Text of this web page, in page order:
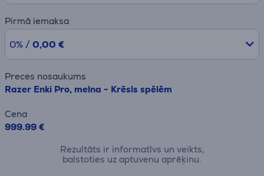
Pirmā iemaksa
0% / 0,00 €
Preces nosaukums
Razer Enki Pro, melna - Krēsls spēlēm
Cena
999.99 €
Rezultāts ir informatīvs un veikts,
balstoties uz aptuvenu aprēķinu.